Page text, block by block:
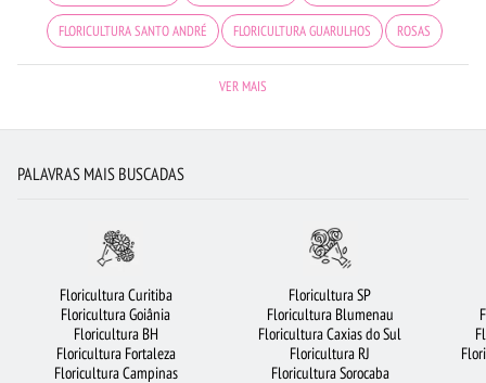
FLORICULTURA SANTO ANDRÉ FLORICULTURA GUARULHOS ROSAS
FLORICULTURA SALVADOR FLORICULTURA BARUERI
FLORICULTURA SÃO JOSÉ DOS CAMPOS ROSAS VERMELHAS
FLORICULTURA BRASÍLIA FLORICULTURA JOÃO PESSOA
VER MAIS
PALAVRAS MAIS BUSCADAS
Floricultura Curitiba
Floricultura Goiânia
Floricultura BH
Floricultura Fortaleza
Floricultura Campinas
Floricultura SP
Floricultura Blumenau
Floricultura Caxias do Sul
Floricultura RJ
Floricultura Sorocaba